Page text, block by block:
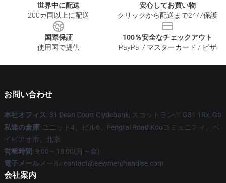
世界中に配送
200カ国以上に配送
安心してお買い物
クリックから配送まで24/7保護
国際保証
使用国で提供
100％安全なチェックアウト
PayPal / マスターカード / ビザ
お問い合わせ
本社オフィス: 31 Dean Court Clydebank, スコットランド G81 1Rx, Gb
私達の倉庫: ユニット4、ビル6、Fengtai Road Kouコミュニティ、ベ
イピアオ市、北京
営業時間: 9:00～18:00(月～金)
電子メール メール: contact@aewmerchandise.com
会社案内